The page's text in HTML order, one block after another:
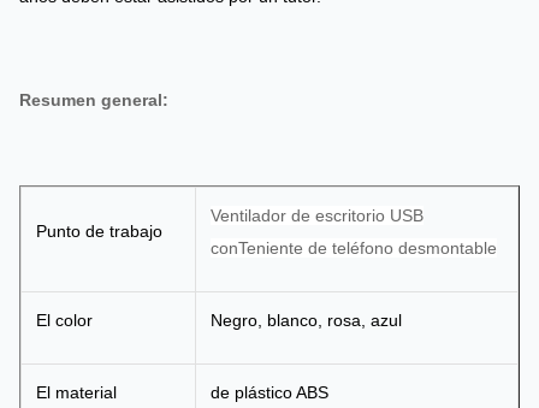
Resumen general:
Punto de trabajo
Ventilador de escritorio USB
conTeniente de teléfono desmontable
El color Negro, blanco, rosa, azul
El material de plástico ABS